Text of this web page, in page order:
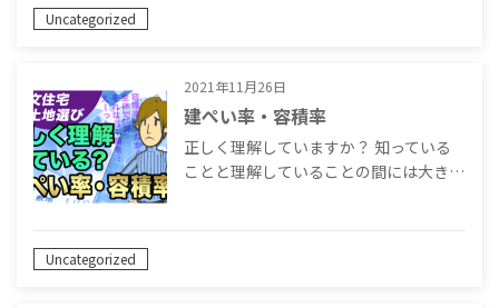
Uncategorized
2021年11月26日
建ぺい率・容積率
正しく理解していますか？ 知っている
ことと理解していることの間には大き…
Uncategorized